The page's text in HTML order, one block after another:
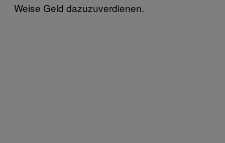
Weise Geld dazuzuverdienen.